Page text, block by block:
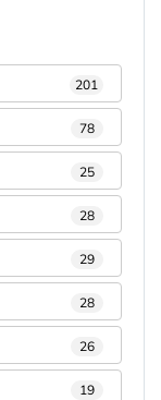
201
78
25
28
29
28
26
19